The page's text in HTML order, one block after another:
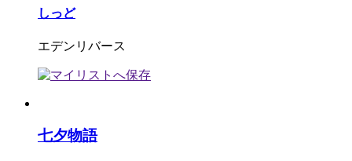
しっど
エデンリバース
七夕物語